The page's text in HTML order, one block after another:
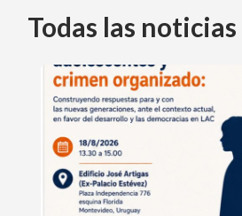
Todas las noticias